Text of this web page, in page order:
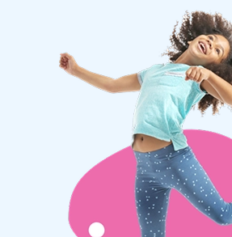
kwaliteit PVC en is daardoor duurzaam
te houden. Het springkasteel wordt
garantie. Hierdoor lever jij met dit
speelplezier. Koop dit springkasteel en
JB Inflatables:
professionele service en
Al jarenlang is JB Inflatables een
gaat om het leveren van inflatables in
Ons team van designers, verkopers en